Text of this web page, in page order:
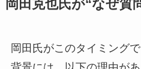
岡田克也氏が“なぜ質
岡田氏がこのタイミング